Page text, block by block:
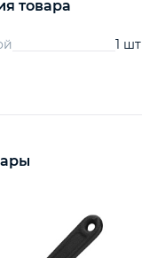
товара
1 шт